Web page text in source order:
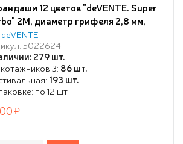
12 цветов "deVENTE. Super
2М, диаметр грифеля 2,8 мм,
в картонной коробке
deVENTE
5022624
279 шт.
3: 86 шт.
193 шт.
по 12 шт